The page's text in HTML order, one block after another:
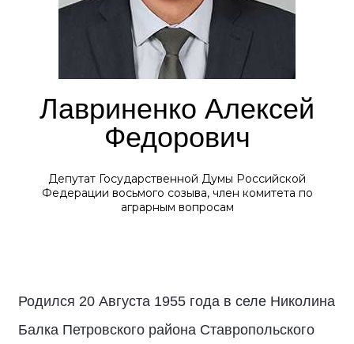
Лавриненко Алексей
Федорович
Депутат Государственной Думы Российской
Федерации восьмого созыва, член комитета по
аграрным вопросам
Родился 20 Августа 1955 года в селе Николина
Балка Петровского района Ставропольского